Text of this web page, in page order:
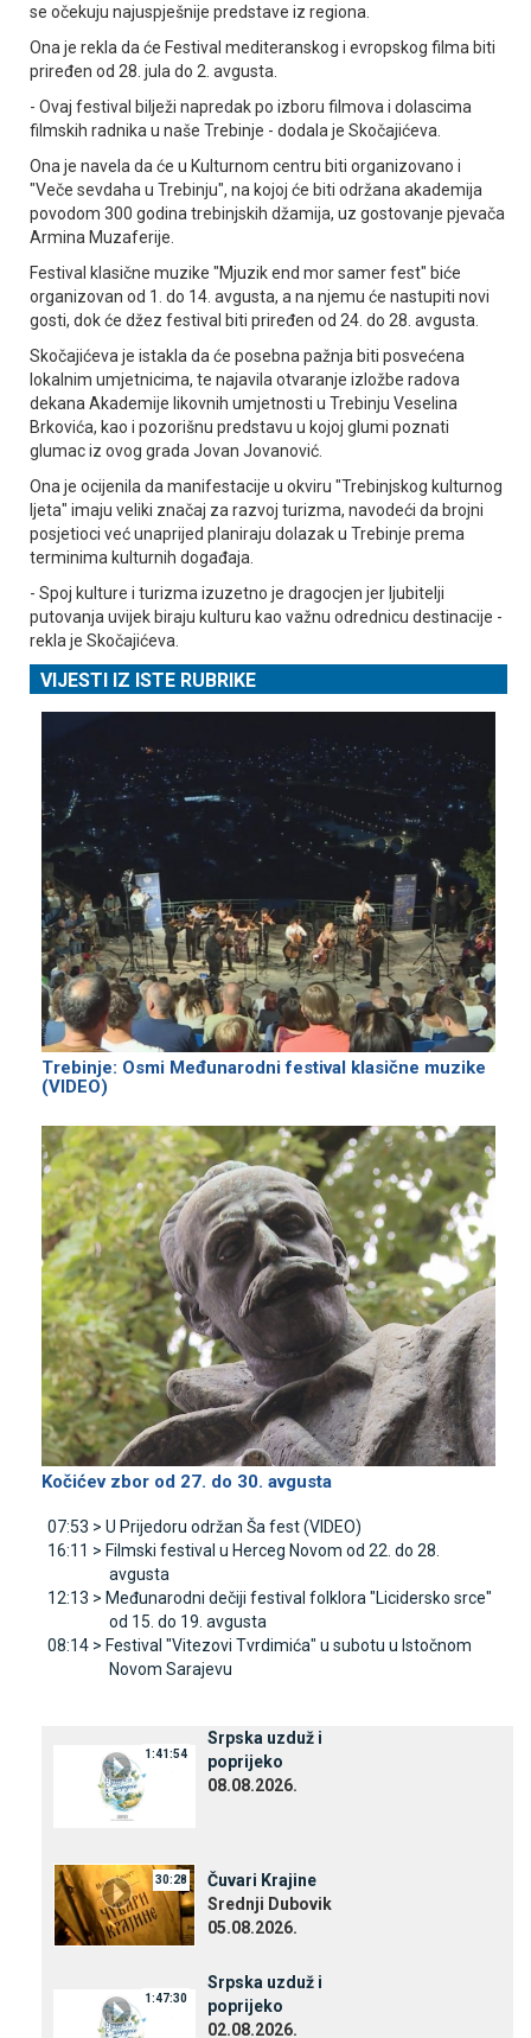
se očekuju najuspješnije predstave iz regiona.
Ona je rekla da će Festival mediteranskog i evropskog filma biti
priređen od 28. jula do 2. avgusta.
- Ovaj festival bilježi napredak po izboru filmova i dolascima
filmskih radnika u naše Trebinje - dodala je Skočajićeva.
Ona je navela da će u Kulturnom centru biti organizovano i
"Veče sevdaha u Trebinju", na kojoj će biti održana akademija
povodom 300 godina trebinjskih džamija, uz gostovanje pjevača
Armina Muzaferije.
Festival klasične muzike "Mjuzik end mor samer fest" biće
organizovan od 1. do 14. avgusta, a na njemu će nastupiti novi
gosti, dok će džez festival biti priređen od 24. do 28. avgusta.
Skočajićeva je istakla da će posebna pažnja biti posvećena
lokalnim umjetnicima, te najavila otvaranje izložbe radova
dekana Akademije likovnih umjetnosti u Trebinju Veselina
Brkovića, kao i pozorišnu predstavu u kojoj glumi poznati
glumac iz ovog grada Јovan Јovanović.
Ona je ocijenila da manifestacije u okviru "Trebinjskog kulturnog
ljeta" imaju veliki značaj za razvoj turizma, navodeći da brojni
posjetioci već unaprijed planiraju dolazak u Trebinje prema
terminima kulturnih događaja.
- Spoj kulture i turizma izuzetno je dragocjen jer ljubitelji
putovanja uvijek biraju kulturu kao važnu odrednicu destinacije -
rekla je Skočajićeva.
VIJESTI IZ ISTE RUBRIKE
Trebinje: Osmi Međunarodni festival klasične muzike
(VIDEO)
Kočićev zbor od 27. do 30. avgusta
07:53 > U Prijedoru održan Ša fest (VIDEO)
16:11 > Filmski festival u Herceg Novom od 22. do 28.
avgusta
12:13 > Međunarodni dečiji festival folklora "Licidersko srce"
od 15. do 19. avgusta
08:14 > Festival "Vitezovi Tvrdimića" u subotu u Istočnom
Novom Sarajevu
1:41:54
Srpska uzduž i
poprijeko
08.08.2026.
30:28
Čuvari Krajine
Srednji Dubovik
05.08.2026.
1:47:30
Srpska uzduž i
poprijeko
02.08.2026.